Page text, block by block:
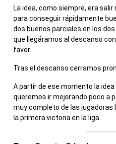
La idea, como siempre, era
para conseguir rápidamente
dos buenos parciales en los
que llegáramos al descanso
favor.
Tras el descanso cerramos
A partir de ese momento la
queremos ir mejorando poco a
muy completo de las jugadoras
la primera victoria en la liga.